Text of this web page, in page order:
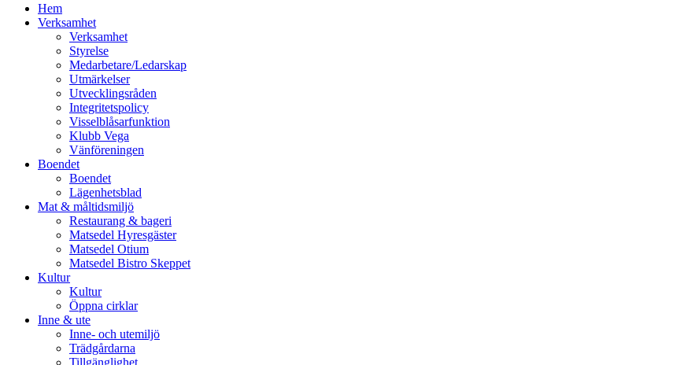
vidare
Hem
Verksamhet
Verksamhet
Styrelse
Medarbetare/Ledarskap
Utmärkelser
Utvecklingsråden
Integritetspolicy
Visselblåsarfunktion
Klubb Vega
Vänföreningen
Boendet
Boendet
Lägenhetsblad
Mat & måltidsmiljö
Restaurang & bageri
Matsedel Hyresgäster
Matsedel Otium
Matsedel Bistro Skeppet
Kultur
Kultur
Öppna cirklar
Inne & ute
Inne- och utemiljö
Trädgårdarna
Tillgänglighet